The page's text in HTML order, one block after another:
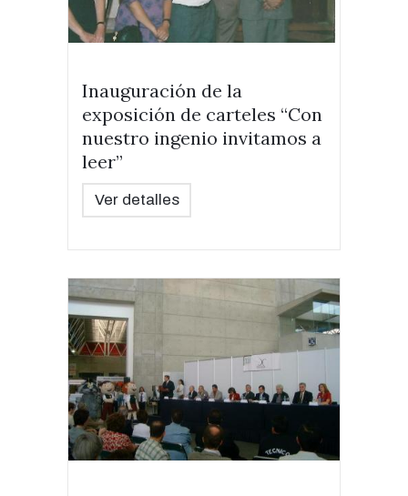
Inauguración de la
exposición de carteles “Con
nuestro ingenio invitamos a
leer”
Ver detalles